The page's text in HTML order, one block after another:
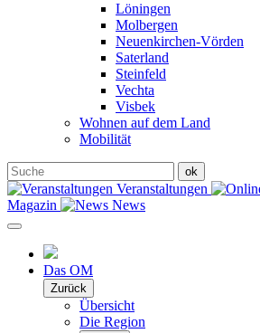
Löningen
Molbergen
Neuenkirchen-Vörden
Saterland
Steinfeld
Vechta
Visbek
Wohnen auf dem Land
Mobilität
Veranstaltungen
Magazin
News
Das OM
Zurück
Übersicht
Die Region